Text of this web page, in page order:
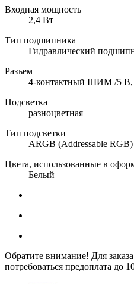
Входная мощность
2,4 Вт
Тип подшипника
Гидравлический
Разъем
4-контактный ШИМ /5 В,
Подсветка
разноцветная
Тип подсветки
ARGB (Addressable RGB)
Цвета, использованные в
Белый
Обратите внимание! Для
потребоваться предоплата до